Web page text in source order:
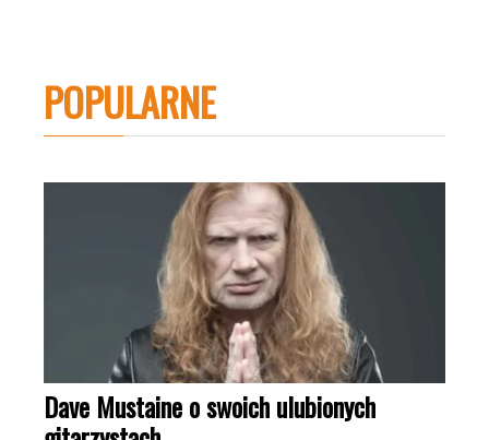
POPULARNE
Dave Mustaine o swoich ulubionych